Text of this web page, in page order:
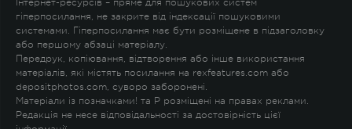
Інтернет-ресурсів – пряме для пошукових систем
гіперпосилання, не закрите від індексації пошуковими
системами. Гіперпосилання має бути розміщене в підзаголовку
або першому абзаці матеріалу.
Передрук, копіювання, відтворення або інше використання
матеріалів, які містять посилання на rexfeatures.com або
depositphotos.com, суворо заборонені.
Матеріали із позначками! та P розміщені на правах реклами.
Редакція не несе відповідальності за достовірність цієї